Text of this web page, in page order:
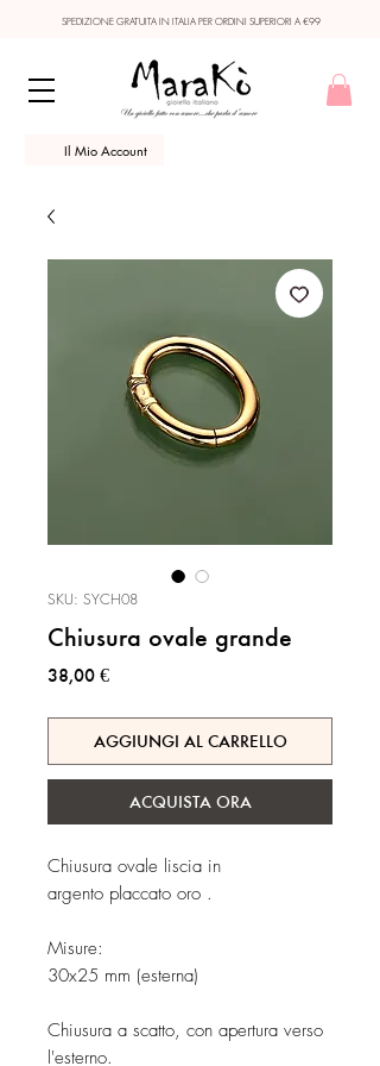
Il Mio Account
SPEDIZIONE GRATUITA IN ITALIA PER ORDINI SUPERIORI A €99
SKU: SYCH08
Chiusura ovale grande
38,00 €Prezzo
AGGIUNGI AL CARRELLO
ACQUISTA ORA
Chiusura ovale liscia in
argento placcato oro .
Misure:
30x25 mm (esterna)
Chiusura a scatto, con apertura verso
l'esterno.